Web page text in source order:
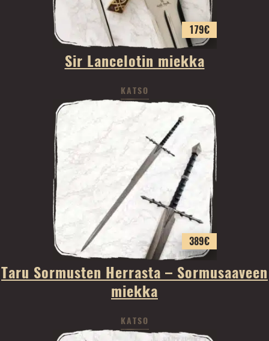
179€
Sir Lancelotin miekka
KATSO
389€
Taru Sormusten Herrasta – Sormusaaveen
miekka
KATSO